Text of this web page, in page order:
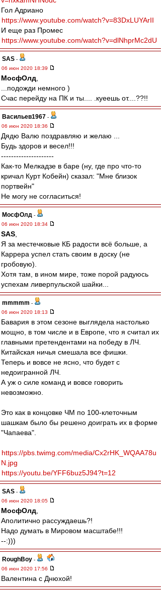
Гол Адриано
https://www.youtube.com/watch?v=83DxLUYArII
И еще раз Промес
https://www.youtube.com/watch?v=dlNhprMc2dU
SAS -
06 июн 2020 18:39
МосфОлд
...подожди немного )
Счас перейду на ПК и ты.... .куеешь от....??!!
Васильев1967 -
06 июн 2020 18:36
Дядю Валю поздравляю и желаю ...
Будь здоров и весел!!!
---------------------
Как-то Мелкадзе в баре (ну, где про что-то
кричал Курт Кобейн) сказал: "Мне близок
портвейн"
Не могу не согласиться!
МосфОлд -
06 июн 2020 18:34
SAS
Я за местечковые КБ радости всё больше, а
Каррера успел стать своим в доску (не
гробовую).
Хотя там, в ином мире, тоже порой радуюсь
успехам ливерпульской шайки...
mmmmm -
06 июн 2020 18:13
Бавария в этом сезоне выглядела настолько
мощно, в том числе и в Европе, что я считал их
главными претендентами на победу в ЛЧ.
Китайская ничья смешала все фишки.
Теперь и вовсе не ясно, что будет с
недоигранной ЛЧ.
А уж о силе команд и вовсе говорить
невозможно.
Это как в концовке ЧМ по 100-клеточным
шашкам было бы решено доиграть их в форме
"Чапаева".
https://pbs.twimg.com/media/Cx2rHK_WQAA78u
N.jpg
https://youtu.be/YFF6buz5J94?t=12
SAS -
06 июн 2020 18:05
МосфОлд
Аполитично рассуждаешь?!
Надо думать в Мировом масштабе!!!
--:)))
RoughBoy -
06 июн 2020 17:56
Валентина с Днюхой!